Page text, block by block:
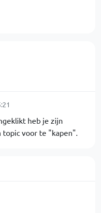
heb je zijn
topic voor te "kapen".